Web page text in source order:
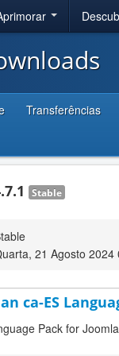
Transferências
Stable
21 Agosto 2024
ca-ES
Pack for